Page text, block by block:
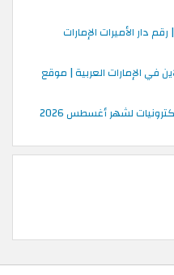
دار الأميرات الإمارات
في الإمارات العربية | موقع
لشهر أغسطس 2026